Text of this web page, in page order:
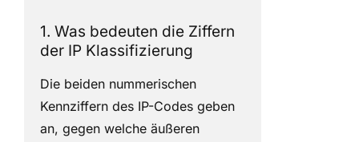
1. Was bedeuten die Ziffern
der IP Klassifizierung
Die beiden nummerischen
Kennziffern des IP-Codes geben
an, gegen welche äußeren